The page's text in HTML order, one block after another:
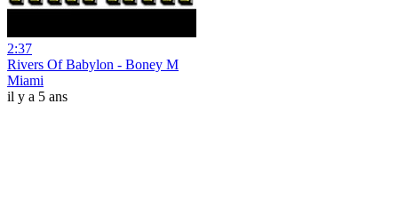
2:37
Rivers Of Babylon - Boney M
Miami
il y a 5 ans